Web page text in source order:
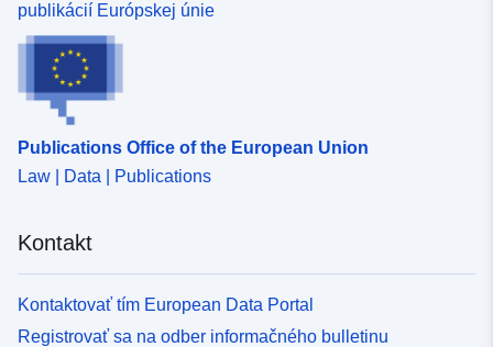
publikácií Európskej únie
Publications Office of the European Union
Law | Data | Publications
Kontakt
Kontaktovať tím European Data Portal
Registrovať sa na odber informačného bulletinu